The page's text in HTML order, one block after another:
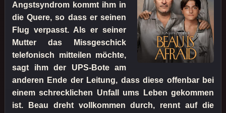
Angstsyndrom kommt ihm in
die Quere, so dass er seinen
Flug verpasst. Als er seiner
Mutter das Missgeschick
telefonisch mitteilen möchte,
sagt ihm der UPS-Bote am
anderen Ende der Leitung, dass diese offenbar bei
einem schrecklichen Unfall ums Leben gekommen
ist. Beau dreht vollkommen durch, rennt auf die